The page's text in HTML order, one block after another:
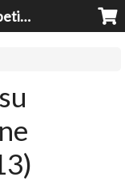
Braccioli per auto, tappeti auto, accessori auto MADE IN ITALY - Armrests, Mittelarmlehnen, Accoundoirs